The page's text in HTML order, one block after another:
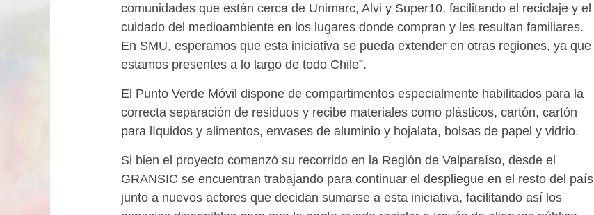
comunidades que están cerca de Unimarc, Alvi y Super10, facilitando el reciclaje y el
cuidado del medioambiente en los lugares donde compran y les resultan familiares.
En SMU, esperamos que esta iniciativa se pueda extender en otras regiones, ya que
estamos presentes a lo largo de todo Chile”.
El Punto Verde Móvil dispone de compartimentos especialmente habilitados para la
correcta separación de residuos y recibe materiales como plásticos, cartón, cartón
para líquidos y alimentos, envases de aluminio y hojalata, bolsas de papel y vidrio.
Si bien el proyecto comenzó su recorrido en la Región de Valparaíso, desde el
GRANSIC se encuentran trabajando para continuar el despliegue en el resto del país
junto a nuevos actores que decidan sumarse a esta iniciativa, facilitando así los